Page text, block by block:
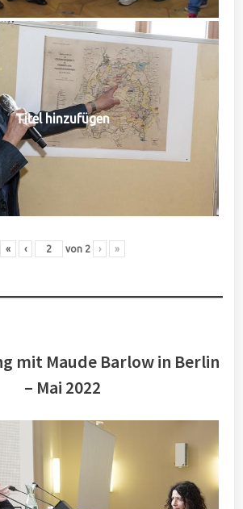
Titel hinzufügen
« ‹ von 2 › »
mit Maude Barlow in Berlin
– Mai 2022